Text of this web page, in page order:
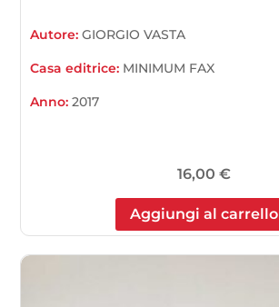
Autore:GIORGIO VASTA
Casa editrice: MINIMUM FAX
Anno:2017
16,00 €
Aggiungi al carrello